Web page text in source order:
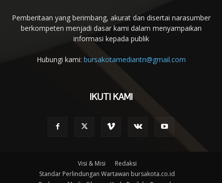
Pemberitaan yang berimbang, akurat dan disertai narasumber
berkompeten menjadi dasar kami dalam menyampaikan
informasi kepada publik
Hubungi kami: bursakotamediantn@gmail.com
IKUTI KAMI
Visi & Misi
Redaksi
Standar Perlindungan Wartawan bursakota.co.id